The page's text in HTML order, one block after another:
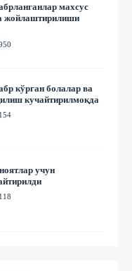
махсус
жойлаштирилиши
кўрган болалар ва
кучайтирилмоқда
учун